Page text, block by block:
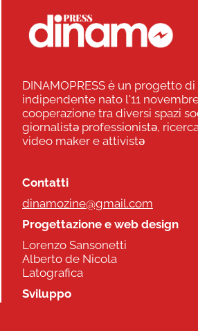
DINAMOPRESS è un progetto
indipendente nato l'11
cooperazione tra diversi spazi
giornalistə professionistə,
video maker e attivistə
Contatti
dinamozine@gmail.com
Progettazione e web design
Lorenzo Sansonetti
Alberto de Nicola
Latografica
Sviluppo